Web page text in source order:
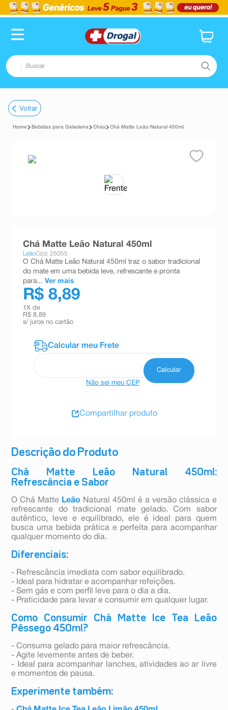
Buscar
1º fralda
dipirona
teste gravidez
absorvente
10ºshampoo
Voltar
Bebidas para Geladeira Chás Chá Matte Leão Natural 450ml
Descrição do Produto
Chá Matte Leão Natural 450ml:
Refrescância e Sabor
O Chá Matte Leão Natural 450ml é a versão clássica e
refrescante do tradicional mate gelado. Com sabor
autêntico, leve e equilibrado, ele é ideal para quem
busca uma bebida prática e perfeita para acompanhar
qualquer momento do dia.
Diferenciais:
- Refrescância imediata com sabor equilibrado.
- Ideal para hidratar e acompanhar refeições.
- Sem gás e com perfil leve para o dia a dia.
- Praticidade para levar e consumir em qualquer lugar.
Como Consumir Chá Matte Ice Tea Leão
Pêssego 450ml?
- Consuma gelado para maior refrescância.
- Agite levemente antes de beber.
- Ideal para acompanhar lanches, atividades ao ar livre
e momentos de pausa.
Experimente também:
Chá Matte Leão Natural 450ml
LeãoCód: 25055
O Chá Matte Leão Natural 450ml traz o sabor tradicional
do mate em uma bebida leve, refrescante e pronta
para... Ver mais
R$ 8,89
1 X de
R$ 8,89
s/ juros no cartão
Não sei meu CEP
Compartilhar produto